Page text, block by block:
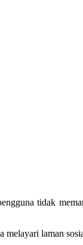
tidak
melayari laman